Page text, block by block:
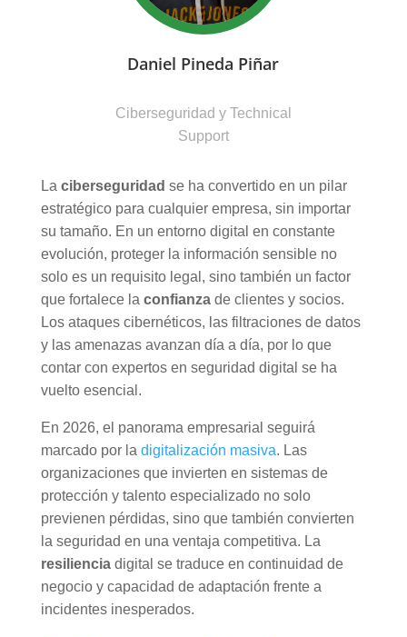
Daniel Pineda Piñar
Ciberseguridad y Technical
Support
La ciberseguridad se ha convertido en un pilar
estratégico para cualquier empresa, sin importar
su tamaño. En un entorno digital en constante
evolución, proteger la información sensible no
solo es un requisito legal, sino también un factor
que fortalece la confianzade clientes y socios.
Los ataques cibernéticos, las filtraciones de datos
y las amenazas avanzan día a día, por lo que
contar con expertos en seguridad digital se ha
vuelto esencial.
En 2026, el panorama empresarial seguirá
marcado por la digitalización masiva. Las
organizaciones que invierten en sistemas de
protección y talento especializado no solo
previenen pérdidas, sino que también convierten
la seguridad en una ventaja competitiva. La
resilienciadigital se traduce en continuidad de
negocio y capacidad de adaptación frente a
incidentes inesperados.